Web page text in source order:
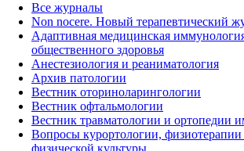
Все журналы
Non nocere. Новый терапевтический
Адаптивная медицинская
общественного здоровья
Анестезиология и реаниматология
Архив патологии
Вестник оториноларингологии
Вестник офтальмологии
Вестник травматологии и ортопедии
Вопросы курортологии, физиотерапии
физической культуры